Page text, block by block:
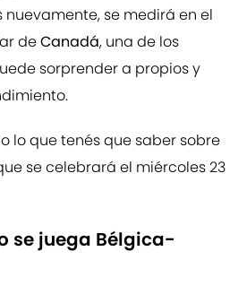
se medirá en el
deCanadá, una de los
sorprender a propios y
lo que tenés que saber sobre
se celebrará el miércoles 23
se juega Bélgica-